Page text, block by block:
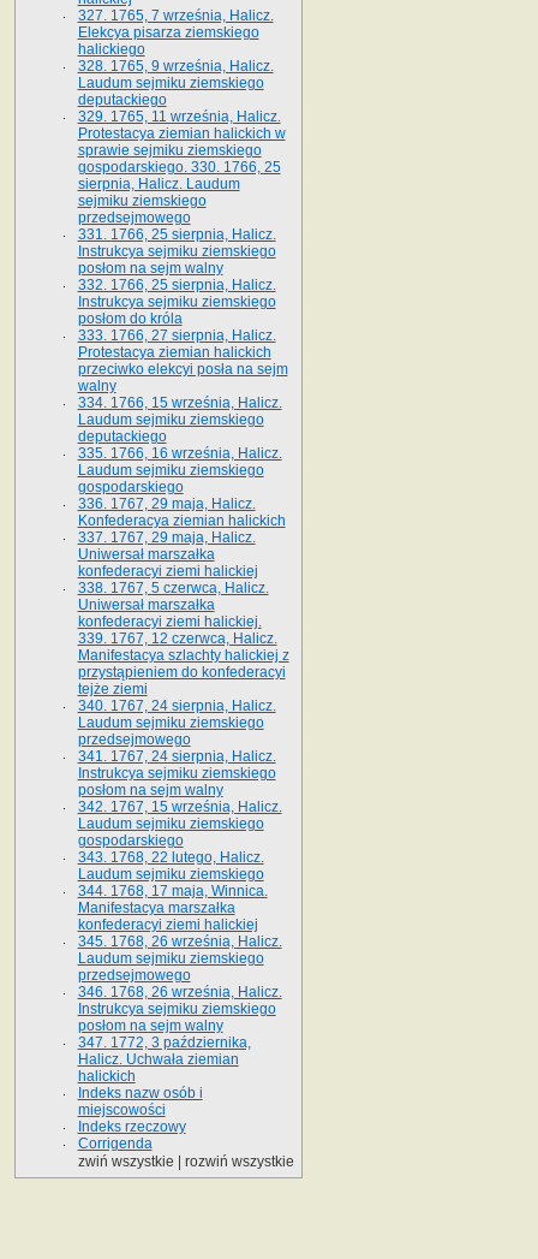
327. 1765, 7 września, Halicz.
Elekcya pisarza ziemskiego
halickiego
328. 1765, 9 września, Halicz.
Laudum sejmiku ziemskiego
deputackiego
329. 1765, 11 września, Halicz.
Protestacya ziemian halickich w
sprawie sejmiku ziemskiego
gospodarskiego. 330. 1766, 25
sierpnia, Halicz. Laudum
sejmiku ziemskiego
przedsejmowego
331. 1766, 25 sierpnia, Halicz.
Instrukcya sejmiku ziemskiego
posłom na sejm walny
332. 1766, 25 sierpnia, Halicz.
Instrukcya sejmiku ziemskiego
posłom do króla
333. 1766, 27 sierpnia, Halicz.
Protestacya ziemian halickich
przeciwko elekcyi posła na sejm
walny
334. 1766, 15 września, Halicz.
Laudum sejmiku ziemskiego
deputackiego
335. 1766, 16 września, Halicz.
Laudum sejmiku ziemskiego
gospodarskiego
336. 1767, 29 maja, Halicz.
Konfederacya ziemian halickich
337. 1767, 29 maja, Halicz.
Uniwersał marszałka
konfederacyi ziemi halickiej
338. 1767, 5 czerwca, Halicz.
Uniwersał marszałka
konfederacyi ziemi halickiej.
339. 1767, 12 czerwca, Halicz.
Manifestacya szlachty halickiej z
przystąpieniem do konfederacyi
tejże ziemi
340. 1767, 24 sierpnia, Halicz.
Laudum sejmiku ziemskiego
przedsejmowego
341. 1767, 24 sierpnia, Halicz.
Instrukcya sejmiku ziemskiego
posłom na sejm walny
342. 1767, 15 września, Halicz.
Laudum sejmiku ziemskiego
gospodarskiego
343. 1768, 22 lutego, Halicz.
Laudum sejmiku ziemskiego
344. 1768, 17 maja, Winnica.
Manifestacya marszałka
konfederacyi ziemi halickiej
345. 1768, 26 września, Halicz.
Laudum sejmiku ziemskiego
przedsejmowego
346. 1768, 26 września, Halicz.
Instrukcya sejmiku ziemskiego
posłom na sejm walny
347. 1772, 3 października,
Halicz. Uchwała ziemian
halickich
Indeks nazw osób i
miejscowości
Indeks rzeczowy
Corrigenda
zwiń wszystkie
rozwiń wszystkie